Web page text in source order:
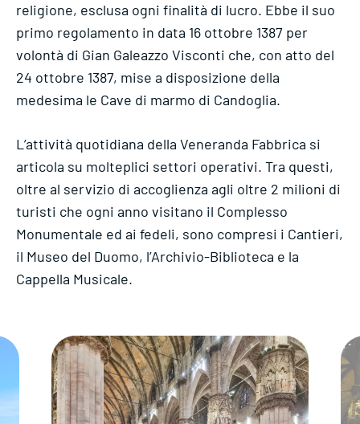
religione, esclusa ogni finalità di lucro. Ebbe il suo
primo regolamento in data 16 ottobre 1387 per
volontà di Gian Galeazzo Visconti che, con atto del
24 ottobre 1387, mise a disposizione della
medesima le Cave di marmo di Candoglia.
L’attività quotidiana della Veneranda Fabbrica si
articola su molteplici settori operativi. Tra questi,
oltre al servizio di accoglienza agli oltre 2 milioni di
turisti che ogni anno visitano il Complesso
Monumentale ed ai fedeli, sono compresi i Cantieri,
il Museo del Duomo, l’Archivio-Biblioteca e la
Cappella Musicale.